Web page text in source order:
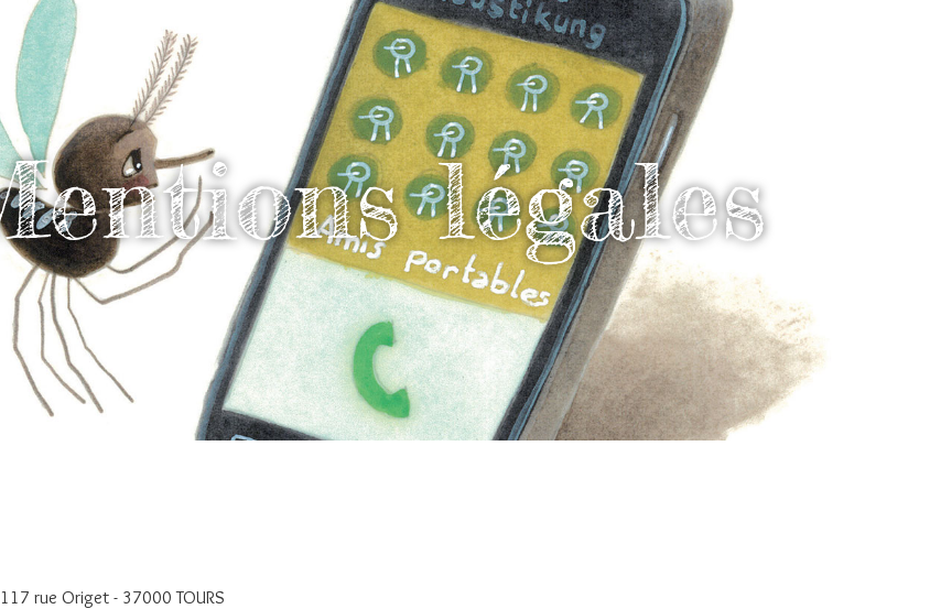
légales
rue Origet - 37000 TOURS